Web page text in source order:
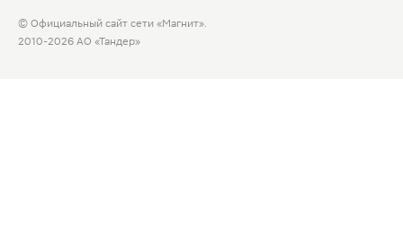
© Официальный сайт сети «Магнит».
2010-2026 АО «Тандер»